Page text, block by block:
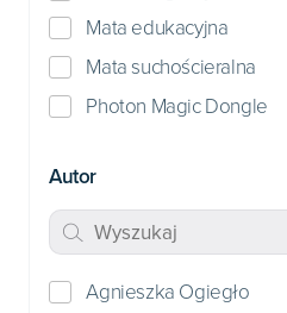
Mata edukacyjna
Mata suchościeralna
Photon Magic Dongle
Autor
Agnieszka Ogiegło